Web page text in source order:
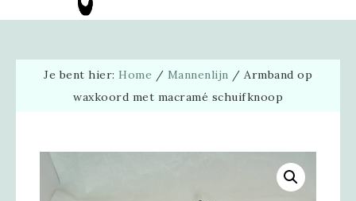
Je bent hier: Home / Mannenlijn / Armband op
waxkoord met macramé schuifknoop